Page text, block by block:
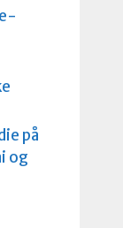
på
og